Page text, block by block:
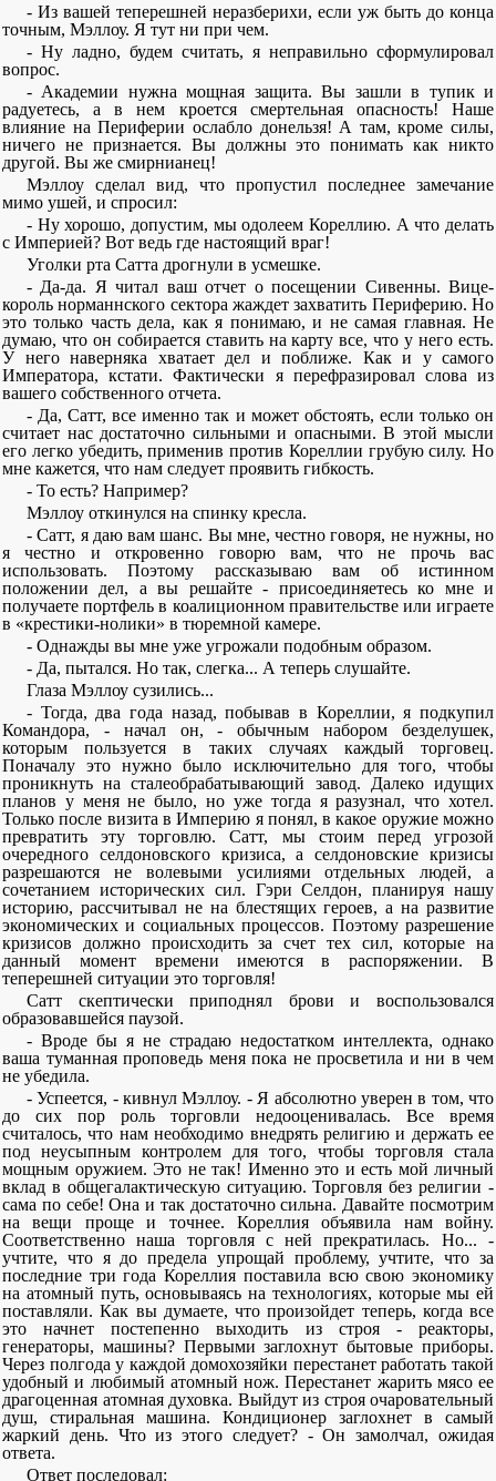
- Из вашей теперешней неразберихи, если уж быть до конца
точным, Мэллоу. Я тут ни при чем.
- Ну ладно, будем считать, я неправильно сформулировал
вопрос.
- Академии нужна мощная защита. Вы зашли в тупик и
радуетесь, а в нем кроется смертельная опасность! Наше
влияние на Периферии ослабло донельзя! А там, кроме силы,
ничего не признается. Вы должны это понимать как никто
другой. Вы же смирнианец!
Мэллоу сделал вид, что пропустил последнее замечание
мимо ушей, и спросил:
- Ну хорошо, допустим, мы одолеем Кореллию. А что делать
с Империей? Вот ведь где настоящий враг!
Уголки рта Сатта дрогнули в усмешке.
- Да-да. Я читал ваш отчет о посещении Сивенны. Вице-
король норманнского сектора жаждет захватить Периферию. Но
это только часть дела, как я понимаю, и не самая главная. Не
думаю, что он собирается ставить на карту все, что у него есть.
У него наверняка хватает дел и поближе. Как и у самого
Императора, кстати. Фактически я перефразировал слова из
вашего собственного отчета.
- Да, Сатт, все именно так и может обстоять, если только он
считает нас достаточно сильными и опасными. В этой мысли
его легко убедить, применив против Кореллии грубую силу. Но
мне кажется, что нам следует проявить гибкость.
- То есть? Например?
Мэллоу откинулся на спинку кресла.
- Сатт, я даю вам шанс. Вы мне, честно говоря, не нужны, но
я честно и откровенно говорю вам, что не прочь вас
использовать. Поэтому рассказываю вам об истинном
положении дел, а вы решайте - присоединяетесь ко мне и
получаете портфель в коалиционном правительстве или играете
в «крестики-нолики» в тюремной камере.
- Однажды вы мне уже угрожали подобным образом.
- Да, пытался. Но так, слегка... А теперь слушайте.
Глаза Мэллоу сузились...
- Тогда, два года назад, побывав в Кореллии, я подкупил
Командора, - начал он, - обычным набором безделушек,
которым пользуется в таких случаях каждый торговец.
Поначалу это нужно было исключительно для того, чтобы
проникнуть на сталеобрабатывающий завод. Далеко идущих
планов у меня не было, но уже тогда я разузнал, что хотел.
Только после визита в Империю я понял, в какое оружие можно
превратить эту торговлю. Сатт, мы стоим перед угрозой
очередного селдоновского кризиса, а селдоновские кризисы
разрешаются не волевыми усилиями отдельных людей, а
сочетанием исторических сил. Гэри Селдон, планируя нашу
историю, рассчитывал не на блестящих героев, а на развитие
экономических и социальных процессов. Поэтому разрешение
кризисов должно происходить за счет тех сил, которые на
данный момент времени имеются в распоряжении. В
теперешней ситуации это торговля!
Сатт скептически приподнял брови и воспользовался
образовавшейся паузой.
- Вроде бы я не страдаю недостатком интеллекта, однако
ваша туманная проповедь меня пока не просветила и ни в чем
не убедила.
- Успеется, - кивнул Мэллоу. - Я абсолютно уверен в том, что
до сих пор роль торговли недооценивалась. Все время
считалось, что нам необходимо внедрять религию и держать ее
под неусыпным контролем для того, чтобы торговля стала
мощным оружием. Это не так! Именно это и есть мой личный
вклад в общегалактическую ситуацию. Торговля без религии -
сама по себе! Она и так достаточно сильна. Давайте посмотрим
на вещи проще и точнее. Кореллия объявила нам войну.
Соответственно наша торговля с ней прекратилась. Но... -
учтите, что я до предела упрощай проблему, учтите, что за
последние три года Кореллия поставила всю свою экономику
на атомный путь, основываясь на технологиях, которые мы ей
поставляли. Как вы думаете, что произойдет теперь, когда все
это начнет постепенно выходить из строя - реакторы,
генераторы, машины? Первыми заглохнут бытовые приборы.
Через полгода у каждой домохозяйки перестанет работать такой
удобный и любимый атомный нож. Перестанет жарить мясо ее
драгоценная атомная духовка. Выйдут из строя очаровательный
душ, стиральная машина. Кондиционер заглохнет в самый
жаркий день. Что из этого следует? - Он замолчал, ожидая
ответа.
Ответ последовал: